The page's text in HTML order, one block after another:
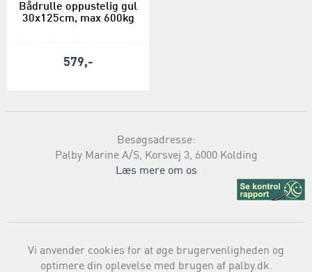
Bådrulle oppustelig gul
30x125cm, max 600kg
579,-
Besøgsadresse:
Palby Marine A/S, Korsvej 3, 6000 Kolding
Læs mere om os
Vi anvender cookies for at øge brugervenligheden og
optimere din oplevelse med brugen af palby.dk.